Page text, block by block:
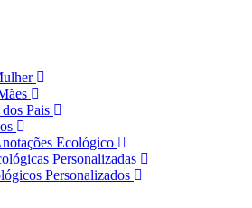
Pais
Ecológico
Personalizadas
Personalizados